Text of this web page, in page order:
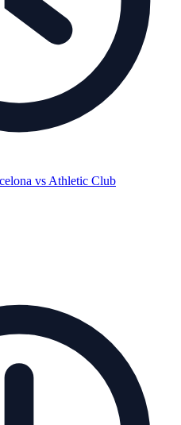
vs Athletic Club